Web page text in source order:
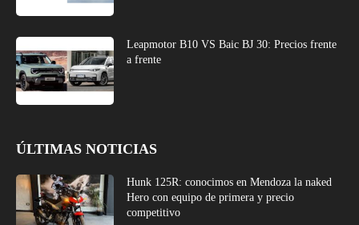
Leapmotor B10 VS Baic BJ 30: Precios frente
a frente
ÚLTIMAS NOTICIAS
Hunk 125R: conocimos en Mendoza la naked
Hero con equipo de primera y precio
competitivo